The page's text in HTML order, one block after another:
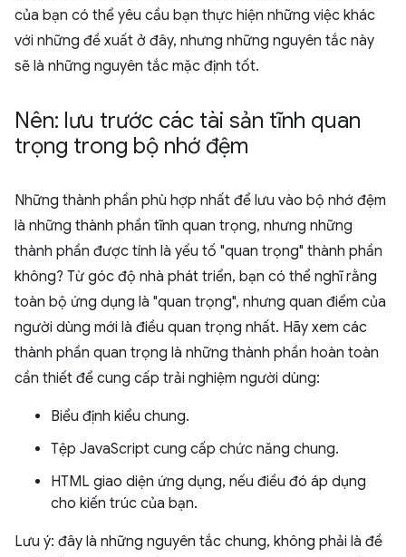
của bạn có thể yêu cầu bạn thực hiện những việc khác
với những đề xuất ở đây, nhưng những nguyên tắc này
sẽ là những nguyên tắc mặc định tốt.
Nên: lưu trước các tài sản tĩnh quan
trọng trong bộ nhớ đệm
Những thành phần phù hợp nhất để lưu vào bộ nhớ đệm
là những thành phần tĩnh quan trọng, nhưng những
thành phần được tính là yếu tố "quan trọng" thành phần
không? Từ góc độ nhà phát triển, bạn có thể nghĩ rằng
toàn bộ ứng dụng là "quan trọng", nhưng quan điểm của
người dùng mới là điều quan trọng nhất. Hãy xem các
thành phần quan trọng là những thành phần hoàn toàn
cần thiết để cung cấp trải nghiệm người dùng:
Biểu định kiểu chung.
Tệp JavaScript cung cấp chức năng chung.
HTML giao diện ứng dụng, nếu điều đó áp dụng
cho kiến trúc của bạn.
Lưu ý: đây là những nguyên tắc chung, không phải là đề